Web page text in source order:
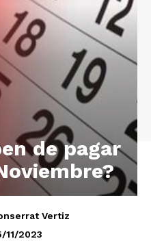
de pagar
Vertiz
11/2023